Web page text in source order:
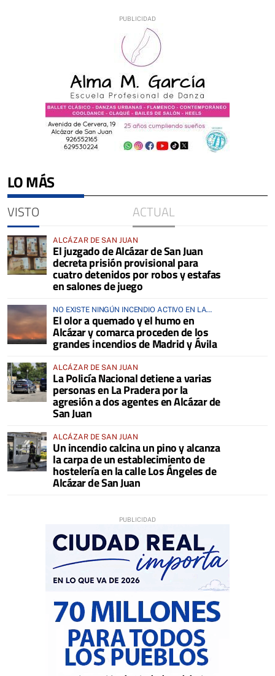
LO MÁS
VISTO ACTUAL
ALCÁZAR DE SAN JUAN
El juzgado de Alcázar de San Juan
decreta prisión provisional para
cuatro detenidos por robos y estafas
en salones de juego
NO EXISTE NINGÚN INCENDIO ACTIVO EN LA
COMARCA
El olor a quemado y el humo en
Alcázar y comarca proceden de los
grandes incendios de Madrid y Ávila
ALCÁZAR DE SAN JUAN
La Policía Nacional detiene a varias
personas en La Pradera por la
agresión a dos agentes en Alcázar de
San Juan
ALCÁZAR DE SAN JUAN
Un incendio calcina un pino y alcanza
la carpa de un establecimiento de
hostelería en la calle Los Ángeles de
Alcázar de San Juan